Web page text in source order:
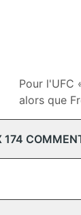
Pour l'UFC
alors que
174